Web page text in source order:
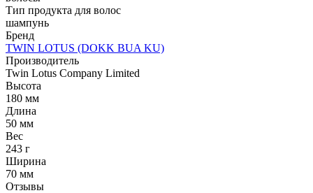
Тип продукта для волос
шампунь
Бренд
TWIN LOTUS (DOKK BUA KU)
Производитель
Twin Lotus Company Limited
Высота
180 мм
Длина
50 мм
Вес
243 г
Ширина
70 мм
Отзывы